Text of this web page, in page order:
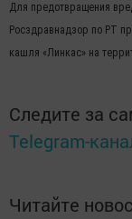
Для предотвращения
Росздравнадзор по РТ
кашля «Линкас» на
Следите за
Telegram-
Читайте